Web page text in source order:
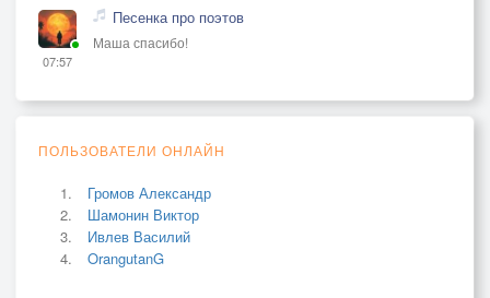
07:57
Песенка про поэтов
Маша спасибо!
ПОЛЬЗОВАТЕЛИ ОНЛАЙН
Громов Александр
Шамонин Виктор
Ивлев Василий
OrangutanG